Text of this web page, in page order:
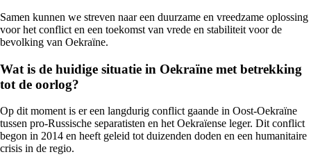
Samen kunnen we streven naar een duurzame en vreedzame oplossing
voor het conflict en een toekomst van vrede en stabiliteit voor de
bevolking van Oekraïne.
Wat is de huidige situatie in Oekraïne met betrekking
tot de oorlog?
Op dit moment is er een langdurig conflict gaande in Oost-Oekraïne
tussen pro-Russische separatisten en het Oekraïense leger. Dit conflict
begon in 2014 en heeft geleid tot duizenden doden en een humanitaire
crisis in de regio.